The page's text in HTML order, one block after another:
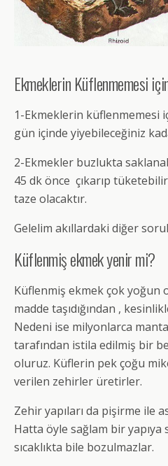
Ekmeklerin Küflenmemesi
1-Ekmeklerin küflenmemesi
gün içinde yiyebileceğiniz
2-Ekmekler buzlukta
45 dk önce çıkarıp
taze olacaktır.
Gelelim akıllardaki diğer
Küflenmiş ekmek yenir mi?
Küflenmiş ekmek çok yoğun
madde taşıdığından ,
Nedeni ise milyonlarca
tarafından istila edilmiş bir
oluruz. Küflerin pek çoğu
verilen zehirler üretirler.
Zehir yapıları da pişirme ile
Hatta öyle sağlam bir
sıcaklıkta bile bozulmazlar.